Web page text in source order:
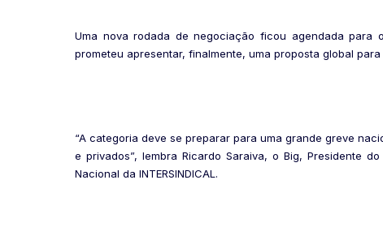
Uma nova rodada de negociação ficou agendada para
prometeu apresentar, finalmente, uma proposta global
“A categoria deve se preparar para uma grande greve
e privados”, lembra Ricardo Saraiva, o Big, Presidente
Nacional da INTERSINDICAL.